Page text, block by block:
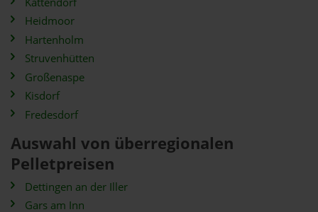
Heidmoor
Hartenholm
Struvenhütten
Großenaspe
Kisdorf
Fredesdorf
Auswahl von überregionalen
Pelletpreisen
Dettingen an der Iller
Gars am Inn